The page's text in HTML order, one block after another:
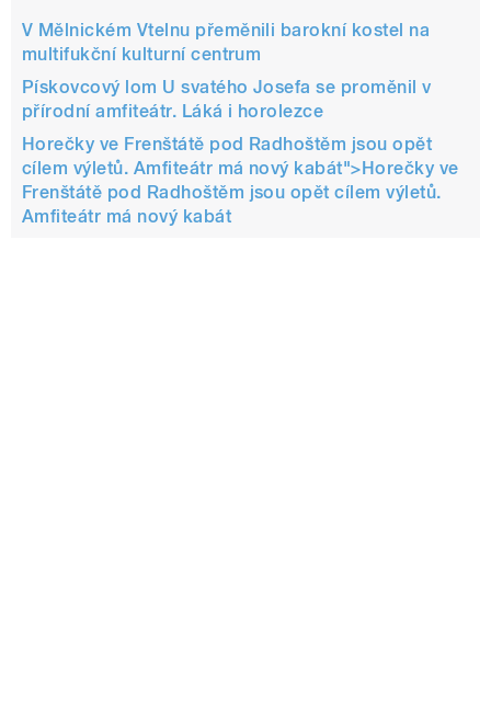
V Mělnickém Vtelnu přeměnili barokní kostel na
multifukční kulturní centrum
Pískovcový lom U svatého Josefa se proměnil v
přírodní amfiteátr. Láká i horolezce
Horečky ve Frenštátě pod Radhoštěm jsou opět
cílem výletů. Amfiteátr má nový kabát">Horečky ve
Frenštátě pod Radhoštěm jsou opět cílem výletů.
Amfiteátr má nový kabát